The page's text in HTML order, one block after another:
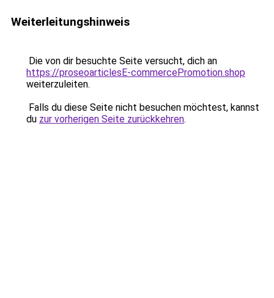
Weiterleitungshinweis
Die von dir besuchte Seite versucht, dich an
https://proseoarticlesE-commercePromotion.shop
weiterzuleiten.
Falls du diese Seite nicht besuchen möchtest, kannst
du zur vorherigen Seite zurückkehren.